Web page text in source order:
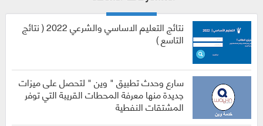
نتائج التعليم الاساسي والشرعي 2022 ( نتائج
التاسع )
سارع وحدث تطبيق " وين " لتحصل على ميزات
جديدة منها معرفة المحطات القريبة التي توفر
المشتقات النفطية